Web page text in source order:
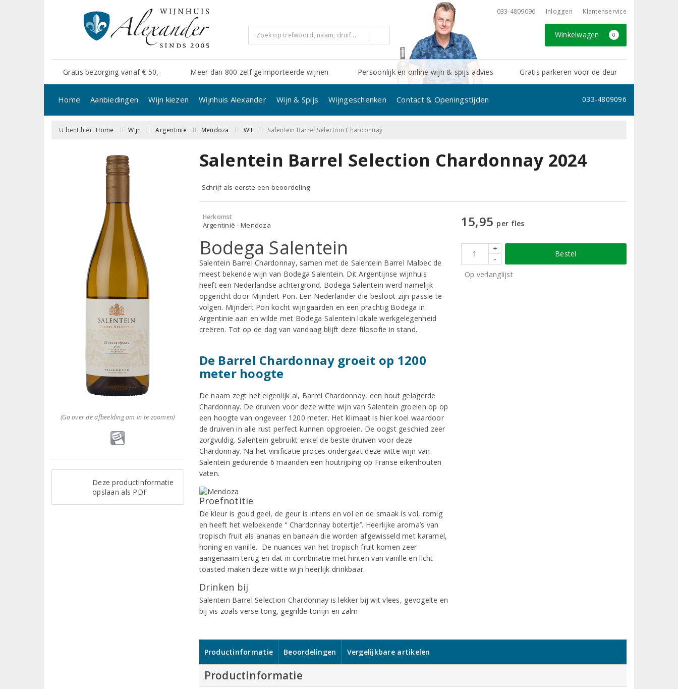
033-4809096 Inloggen Klantenservice
Winkelwagen 0
Gratis bezorging vanaf € 50,- Meer dan 800 zelf geïmporteerde wijnen Persoonlijk en online wijn & spijs advies Gratis parkeren voor de deur
Home Aanbiedingen Wijn kiezen Wijnhuis Alexander Wijn & Spijs Wijngeschenken Contact & Openingstijden 033-4809096
U bent hier: Home Wijn Argentinië Mendoza Wit Salentein Barrel Selection Chardonnay
(Ga over de afbeelding om in te zoomen)
Deze productinformatie
opslaan als PDF
Salentein Barrel Selection Chardonnay 2024
Schrijf als eerste een beoordeling
Herkomst
Argentinië - Mendoza
Bodega Salentein
Salentein Barrel Chardonnay, samen met de Salentein Barrel Malbec de
meest bekende wijn van Bodega Salentein. Dit Argentijnse wijnhuis
heeft een Nederlandse achtergrond. Bodega Salentein werd namelijk
opgericht door Mijndert Pon. Een Nederlander die besloot zijn passie te
volgen. Mijndert Pon kocht wijngaarden en een prachtig Bodega in
Argentinie aan en wilde met Bodega Salentein lokale werkgelegenheid
creëren. Tot op de dag van vandaag blijft deze filosofie in stand.
De Barrel Chardonnay groeit op 1200
meter hoogte
De naam zegt het eigenlijk al, Barrel Chardonnay, een hout gelagerde
Chardonnay. De druiven voor deze witte wijn van Salentein groeien op op
een hoogte van ongeveer 1200 meter. Het klimaat is hier koel waardoor
de druiven in alle rust perfect kunnen opgroeien. De oogst geschied zeer
zorgvuldig. Salentein gebruikt enkel de beste druiven voor deze
Chardonnay. Na het vinificatie proces ondergaat deze witte wijn van
Salentein gedurende 6 maanden een houtrijping op Franse eikenhouten
vaten.
Proefnotitie
De kleur is goud geel, de geur is intens en vol en de smaak is vol, romig
en heeft het welbekende ‘’ Chardonnay botertje’’. Heerlijke aroma’s van
tropisch fruit als ananas en banaan die worden afgewisseld met karamel,
honing en vanille. De nuances van het tropisch fruit komen zeer
aangenaam terug en dat in combinatie met hinten van vanille en licht
toasted maken deze witte wijn heerlijk drinkbaar.
Drinken bij
Salentein Barrel Selection Chardonnay is lekker bij wit vlees, gevogelte en
bij vis zoals verse tong, gegrilde tonijn en zalm
15,95 per fles
+
-
Bestel
Op verlanglijst
Productinformatie Beoordelingen Vergelijkbare artikelen
Productinformatie